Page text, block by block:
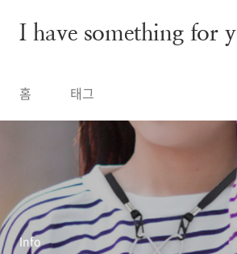
I have something for
홈 태그
Info